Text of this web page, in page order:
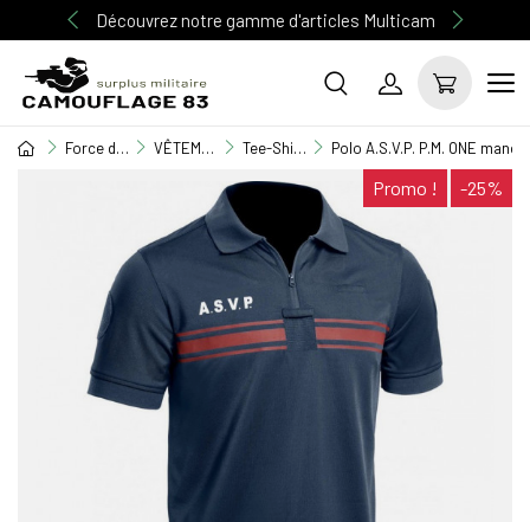
Découvrez notre gamme d'articles Multicam
Force de l'ordre VÊTEMENT GENDARMERIE / POLICE Tee-Shirt / Polo / Chemisette Polo A.S.V.P. P.M. ONE
Promo ! -25%